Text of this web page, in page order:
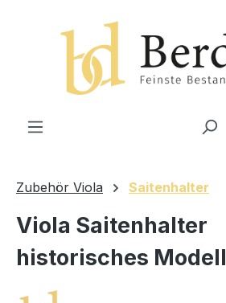
Zubehör Viola Saitenhalter
Viola Saitenhalter
historisches Modell